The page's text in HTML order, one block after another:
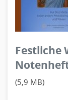
Festliche
(5,9 MB)